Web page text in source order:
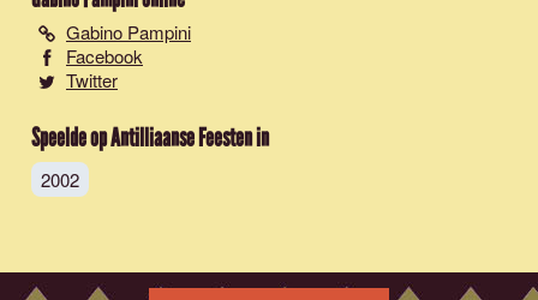
Gabino Pampini
Facebook
Twitter
Speelde op Antilliaanse Feesten in
2002